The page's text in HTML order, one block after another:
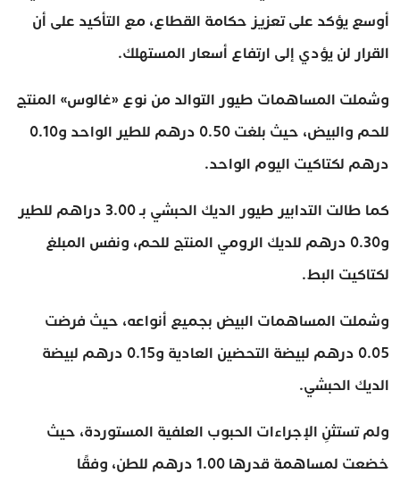
أوسع يؤكد على تعزيز حكامة القطاع، مع التأكيد على أن
القرار لن يؤدي إلى ارتفاع أسعار المستهلك.
وشملت المساهمات طيور التوالد من نوع «غالوس» المنتج
للحم والبيض، حيث بلغت 0.50 درهم للطير الواحد و0.10
درهم لكتاكيت اليوم الواحد.
كما طالت التدابير طيور الديك الحبشي بـ 3.00 دراهم للطير
و0.30 درهم للديك الرومي المنتج للحم، ونفس المبلغ
لكتاكيت البط.
وشملت المساهمات البيض بجميع أنواعه، حيث فرضت
0.05 درهم لبيضة التحضين العادية و0.15 درهم لبيضة
الديك الحبشي.
ولم تستثنِ الإجراءات الحبوب العلفية المستوردة، حيث
خضعت لمساهمة قدرها 1.00 درهم للطن، وفقًا